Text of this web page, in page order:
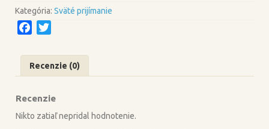
Birmovania
zlatý
Kategória: Sväté prijímanie
c
e
o
o
i
t
e
r
Recenzie (0)
Recenzie
Nikto zatiaľ nepridal hodnotenie.